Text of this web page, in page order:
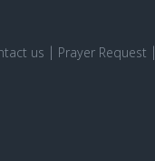
us Prayer Request